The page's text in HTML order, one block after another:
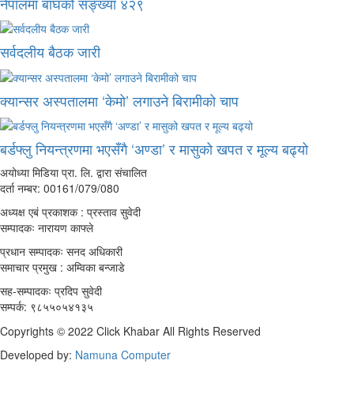
सर्वदलीय बैठक जारी
क्यान्सर अस्पतालमा ‘केमो’ लगाउने बिरामीको चाप
बर्डफ्लु नियन्त्रणमा भएसँगै ‘अण्डा’ र मासुको खपत र मूल्य बढ्यो
अयोध्या मिडिया प्रा. लि. द्वारा संचालित
दर्ता नम्बर: 00161/079/080
अध्यक्ष एबं प्रकाशक : प्रस्ताव सुवेदी
सम्पादकः नारायण काफ्ले
प्रधान सम्पादकः सनद अधिकारी
समाचार प्रमुख : अम्विका बन्जाडे
सह-सम्पादकः प्रदिप सुवेदी
सम्पर्क: ९८५५०५४१३५
Copyrights © 2022 Click Khabar All Rights Reserved
Developed by: Namuna Computer